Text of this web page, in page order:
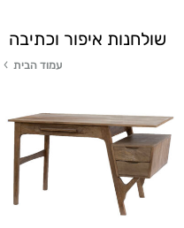
שולחנות איפור וכתיבה
עמוד הבית